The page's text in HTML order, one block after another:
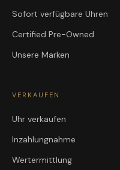
Sofort verfügbare Uhren
Certified Pre-Owned
Unsere Marken
VERKAUFEN
Uhr verkaufen
Inzahlungnahme
Wertermittlung